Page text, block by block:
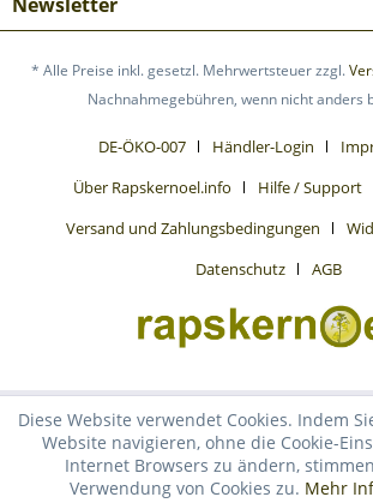
* Alle Preise inkl. gesetzl. Mehrwertsteuer zzgl.
Nachnahmegebühren, wenn nicht anders
DE-ÖKO-007 Händler-Login
Über Rapskernoel.info
Hilfe / Support
Versand und Zahlungsbedingungen
Datenschutz
AGB
Diese Website verwendet Cookies. Indem
Website navigieren, ohne die Cookie-
Internet Browsers zu ändern,
Verwendung von Cookies zu. Mehr